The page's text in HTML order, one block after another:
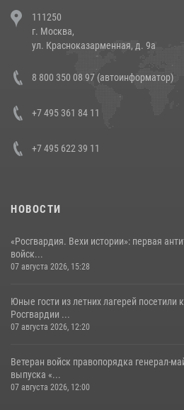
напавших на бригаду скорой помощи
14 июля 2026, 12:20
В Росгвардии прошла военно-научная
боевого опыта
111250
г. Москва,
ул. Красноказарменная, д. 9а
8 800 350 08 97 (автоинформатор)
+7 495 361 84 11
+7 495 622 39 11
НОВОСТИ
«Росгвардия. Вехи истории»: первая
войск...
07 августа 2026, 15:28
Юные гости из летних лагерей посетили
Росгвардии ...
07 августа 2026, 12:20
Ветеран войск правопорядка генерал-
выпуска «...
07 августа 2026, 12:00